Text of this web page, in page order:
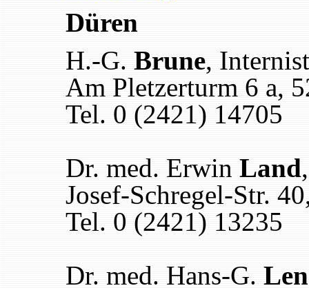
Düren
H.-G. Brune, Internist
Am Pletzerturm 6 a,
Tel. 0 (2421) 14705
Dr. med. Erwin Land
Josef-Schregel-Str.
Tel. 0 (2421) 13235
Dr. med. Hans-G.